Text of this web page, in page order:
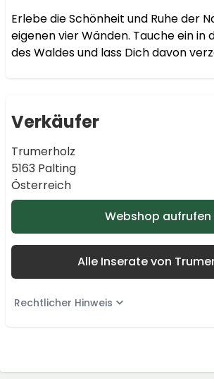
Erlebe die Schönheit und Ruhe der
eigenen vier Wänden. Tauche ein in
des Waldes und lass Dich davon
Verkäufer
Trumerholz
5163 Palting
Österreich
Webshop aufrufen
Alle Inserate von
Rechtlicher Hinweis